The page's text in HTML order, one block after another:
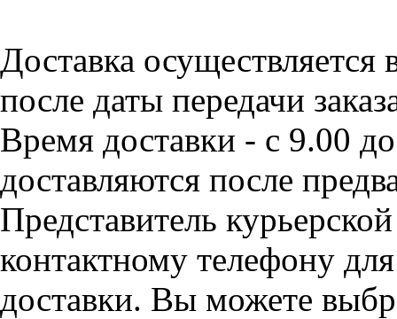
Доставка
после даты передачи
Время доставки - с 9.00
доставляются после
Представитель
контактному телефону
доставки. Вы можете